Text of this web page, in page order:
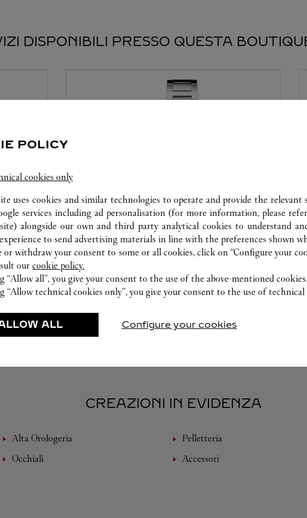
DISPONIBILI PRESSO QUESTA
il
da
LABORATORIO DI OROLOGERIA
I nostri esperti Cartier sono a vostra disposizione
in questa boutique per effettuare una diagnosi
della vostra creazione e procedere, quando
possibile, alla risoluzione immediata del problema.
CREAZIONI IN EVIDENZA
Alta Orologeria Pelletteria
Occhiali Accessori
POLICY
cookies only
uses cookies and similar technologies to operate and provide the relevant
services including ad personalisation (for more information, please
) alongside our own and third party analytical cookies to understand
to send advertising materials in line with the preferences shown
or withdraw your consent to some or all cookies, click on “Configure your
our cookie policy.
“Allow all”, you give your consent to the use of the above-mentioned cookies.
“Allow technical cookies only”, you give your consent to the use of technical
ALL Configure your cookies